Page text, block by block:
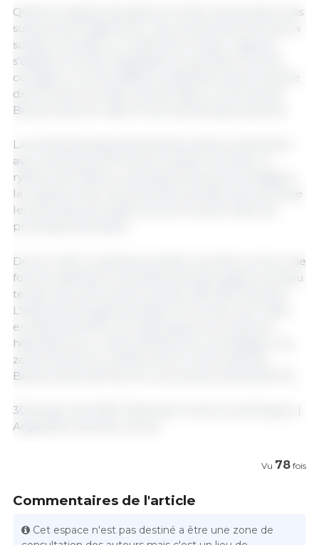
Quant au soja de deuxième récolte, les premiers lots
surprennent également. Avec seulement 25 % de la
surface récoltée, le rendement moyen régional
s’établit à 3,3 t/ha, dépassant le seuil des 3 tonnes
considéré comme difficile à atteindre après la perte
de 30 % de la surface semée dans le nord-est de
Buenos Aires en raison d’une sécheresse extrême.
La récolte de soja de deuxième avance lentement :
avec seulement 25 % de la surface récoltée, le
rythme est inférieur de 28 points de pourcentage à
la moyenne des cinq dernières années, de sorte que
les données pourraient encore évoluer dans les
prochaines semaines.
De son côté, le soja de première récolte a connu une
forte progression la semaine dernière grâce au beau
temps, qui a permis de récolter 900 000 hectares.
L’avancement général atteint 70 %, bien qu’il reste
en deçà des 90 % correspondant à la moyenne
historique pour cette période de la campagne. Les
zones les plus en retard sont le nord-ouest de
Buenos Aires (40 %) et le nord-est provincial (50 %).
30 de abril de 2025 | Bolsa de Comercio de Rosario |
Argentina www.bcr.com.ar
Vu 78 fois
Commentaires de l'article
Cet espace n'est pas destiné a être une zone de